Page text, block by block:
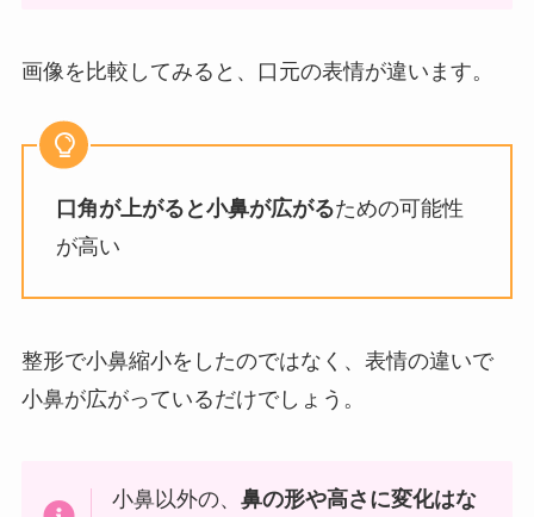
画像を比較してみると、口元の表情が違います。
口角が上がると小鼻が広がるための可能性
が高い
整形で小鼻縮小をしたのではなく、表情の違いで
小鼻が広がっているだけでしょう。
小鼻以外の、鼻の形や高さに変化はな